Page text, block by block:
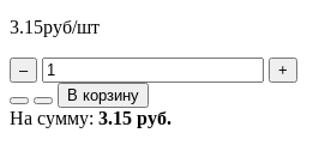
3.15руб/шт
–
+
В корзину
На сумму: 3.15 руб.